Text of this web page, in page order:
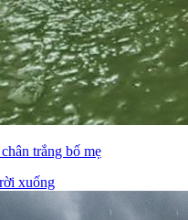
trắng bố mẹ
xuống